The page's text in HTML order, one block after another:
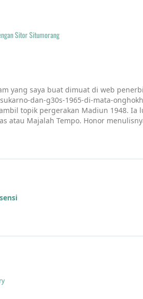
Sitor Situmorang
yang saya buat dimuat di web
dan-g30s-1965-di-mata-
topik pergerakan Madiun 1948. Ia
atau Majalah Tempo. Honor